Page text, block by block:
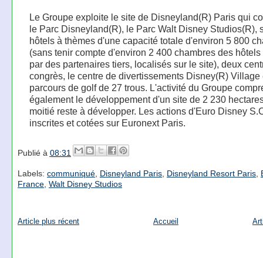
Le Groupe exploite le site de Disneyland(R) Paris qui
le Parc Disneyland(R), le Parc Walt Disney Studios(R),
hôtels à thèmes d'une capacité totale d'environ 5 800
(sans tenir compte d'environ 2 400 chambres des
par des partenaires tiers, localisés sur le site), deux
congrès, le centre de divertissements Disney(R) Village
parcours de golf de 27 trous. L'activité du Groupe
également le développement d'un site de 2 230
moitié reste à développer. Les actions d'Euro Disney
inscrites et cotées sur Euronext Paris.
Publié à 08:31
Labels: communiqué, Disneyland Paris, Disneyland Resort Paris,
France, Walt Disney Studios
Article plus récent Accueil